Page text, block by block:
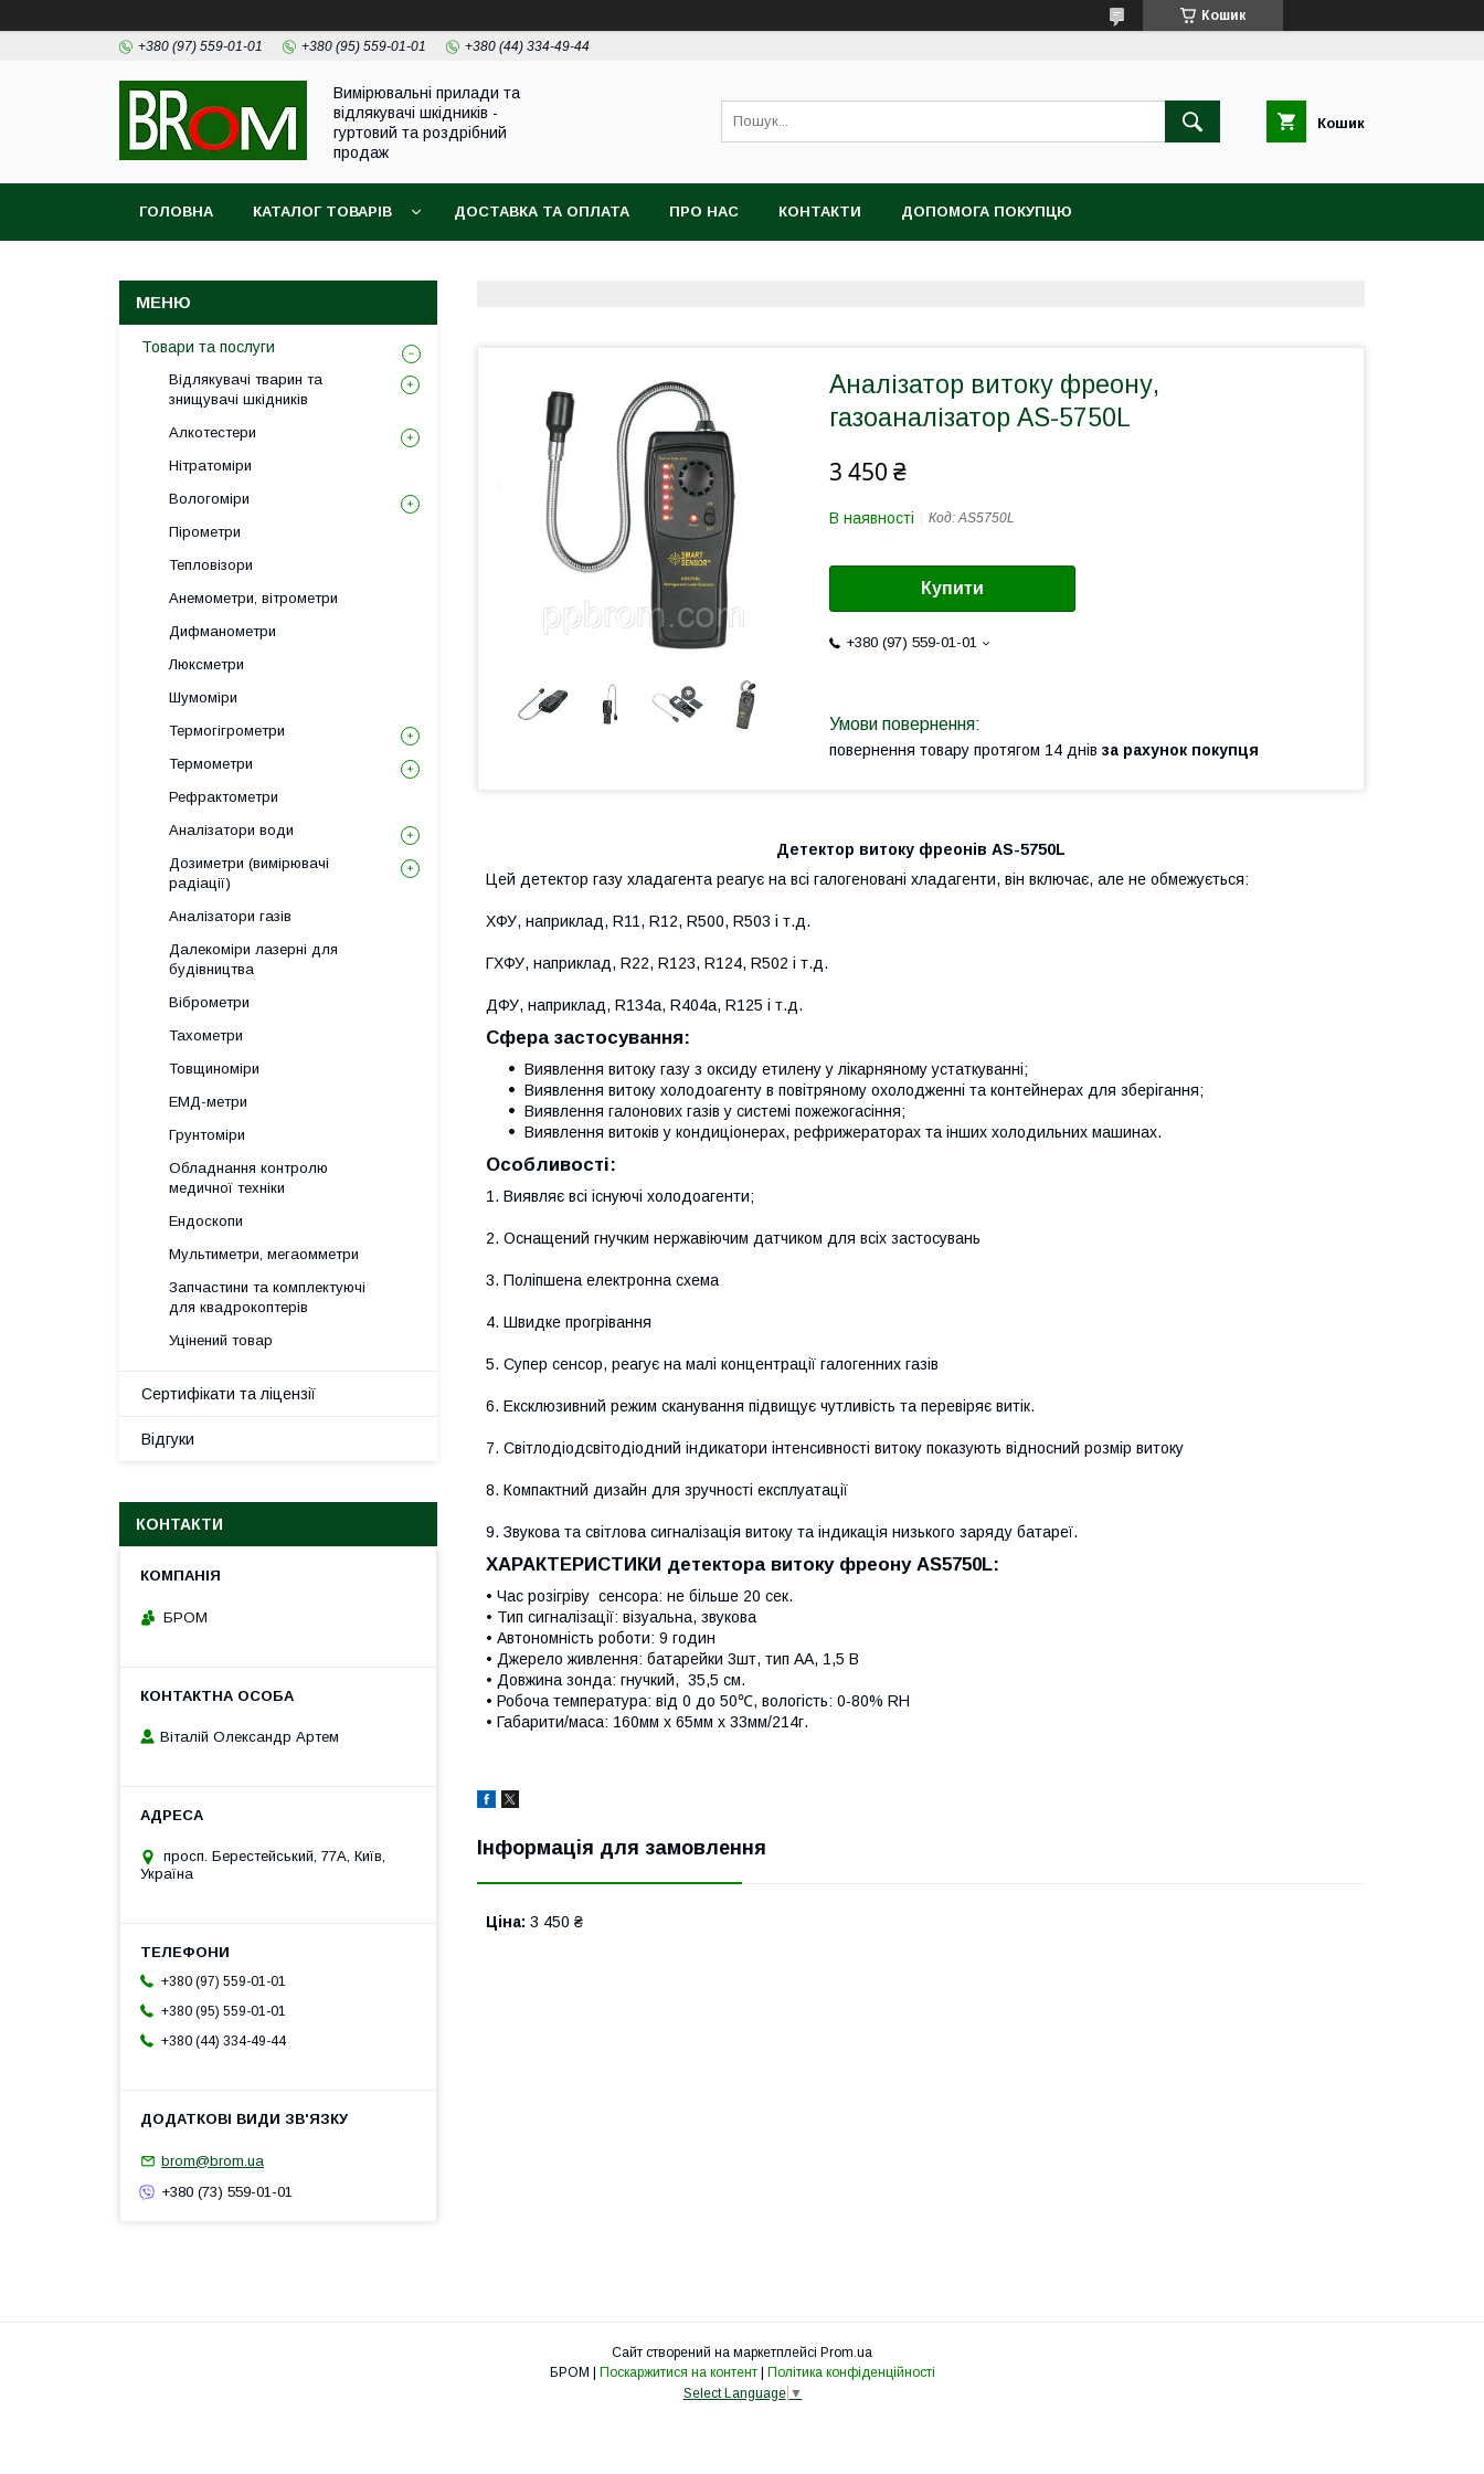
Кошик
+380 (97) 559-01-01 +380 (95) 559-01-01 +380 (44) 334-49-44
Вимірювальні прилади та
відлякувачі шкідників -
гуртовий та роздрібний
продаж
Кошик
ГОЛОВНА КАТАЛОГ ТОВАРІВ ДОСТАВКА ТА ОПЛАТА ПРО НАС КОНТАКТИ ДОПОМОГА ПОКУПЦЮ
Аналізатор витоку фреону,
газоаналізатор AS-5750L
3 450 ₴
В наявності Код:AS5750L
Купити
+380 (97) 559-01-01
повернення товару протягом 14 днів за рахунок покупця
Детектор витоку фреонів AS-5750L
Цей детектор газу хладагента реагує на всі галогеновані хладагенти, він включає, але не обмежується:
ХФУ, наприклад, R11, R12, R500, R503 і т.д.
ГХФУ, наприклад, R22, R123, R124, R502 і т.д.
ДФУ, наприклад, R134a, R404a, R125 і т.д.
Сфера застосування:
Виявлення витоку газу з оксиду етилену у лікарняному устаткуванні;
Виявлення витоку холодоагенту в повітряному охолодженні та контейнерах для зберігання;
Виявлення галонових газів у системі пожежогасіння;
Виявлення витоків у кондиціонерах, рефрижераторах та інших холодильних машинах.
Особливості:
1. Виявляє всі існуючі холодоагенти;
2. Оснащений гнучким нержавіючим датчиком для всіх застосувань
3. Поліпшена електронна схема
4. Швидке прогрівання
5. Супер сенсор, реагує на малі концентрації галогенних газів
6. Ексклюзивний режим сканування підвищує чутливість та перевіряє витік.
7. Світлодіодсвітодіодний індикатори інтенсивності витоку показують відносний розмір витоку
8. Компактний дизайн для зручності експлуатації
9. Звукова та світлова сигналізація витоку та індикація низького заряду батареї.
ХАРАКТЕРИСТИКИ детектора витоку фреону AS5750L:
• Час розігріву сенсора: не більше 20 сек.
• Тип сигналізації: візуальна, звукова
• Автономність роботи: 9 годин
• Джерело живлення: батарейки 3шт, тип AA, 1,5 В
• Довжина зонда: гнучкий, 35,5 см.
• Робоча температура: від 0 до 50℃, вологість: 0-80% RH
• Габарити/маса: 160мм x 65мм x 33мм/214г.
Інформація для замовлення
Ціна: 3 450 ₴
Товари та послуги
Відлякувачі тварин та
знищувачі шкідників
Алкотестери
Нітратоміри
Вологоміри
Пірометри
Тепловізори
Анемометри, вітрометри
Дифманометри
Люксметри
Шумоміри
Термогігрометри
Термометри
Рефрактометри
Аналізатори води
Дозиметри (вимірювачі
радіації)
Аналізатори газів
Далекоміри лазерні для
будівництва
Віброметри
Тахометри
Товщиноміри
ЕМД-метри
Грунтоміри
Обладнання контролю
медичної техніки
Ендоскопи
Мультиметри, мегаомметри
Запчастини та комплектуючі
для квадрокоптерів
Уцінений товар
Сертифікати та ліцензії
Відгуки
КОНТАКТИ
БРОМ
Віталій Олександр Артем
просп. Берестейський, 77А, Київ,
Україна
+380 (97) 559-01-01
+380 (95) 559-01-01
+380 (44) 334-49-44
brom@brom.ua
+380 (73) 559-01-01
Сайт створений на маркетплейсі Prom.ua
Поскаржитися на контент
Політика конфіденційності
Select Language ▼